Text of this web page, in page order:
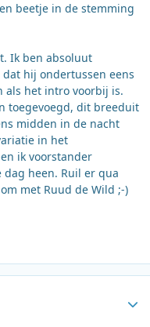
beetje in de stemming
Ik ben absoluut
hij ondertussen eens
als het intro voorbij is.
toegevoegd, dit breeduit
midden in de nacht
in het
ik voorstander
heen. Ruil er qua
met Ruud de Wild ;-)